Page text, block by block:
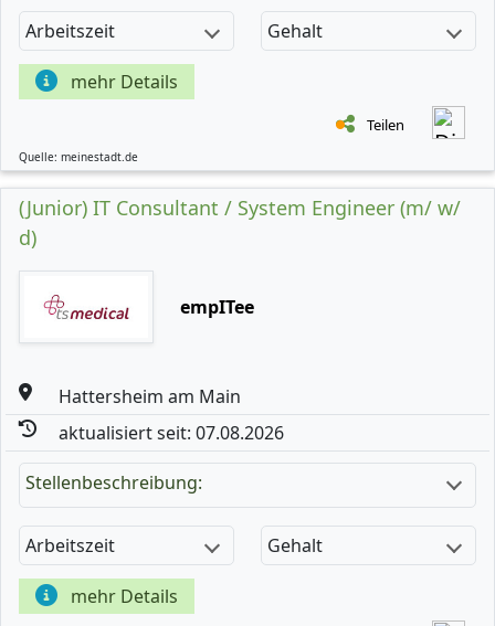
Arbeitszeit Gehalt
mehr Details
Teilen
Quelle: meinestadt.de
(Junior) IT Consultant / System Engineer (m/ w/
d)
empITee
Hattersheim am Main
aktualisiert seit: 07.08.2026
Stellenbeschreibung:
Arbeitszeit Gehalt
mehr Details